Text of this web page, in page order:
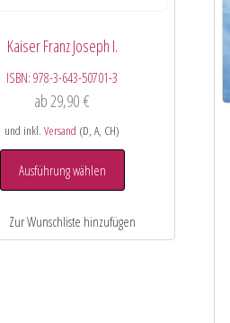
Kaiser Franz Joseph I.
ISBN:978-3-643-50701-3
ab29,90€
und inkl.Versand (D, A, CH)
Ausführung wählen